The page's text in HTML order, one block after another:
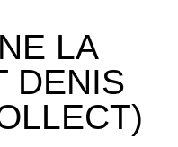
LA
DENIS